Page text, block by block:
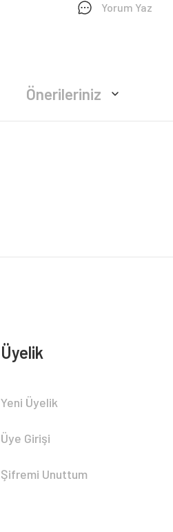
Yorum Yaz
Önerileriniz
Üyelik
Yeni Üyelik
Üye Girişi
Şifremi Unuttum